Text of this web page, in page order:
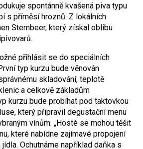
spontánně kvašená piva typu
s příměsí hroznů. Z lokálních
Sternbeer, který získal oblibu
přihlásit se do speciálních
typ kurzu bude věnován
skladování, teplotě
a celkově základům
kurzu bude probíhat pod taktovkou
který připravil degustační menu
vínům. „Hosté se mohou těšit
které nabídne zajímavé propojení
Ochutnáme například daňka s